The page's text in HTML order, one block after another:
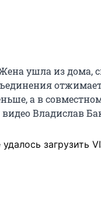
ушла из дома,
а в
видео Владислав
загрузить